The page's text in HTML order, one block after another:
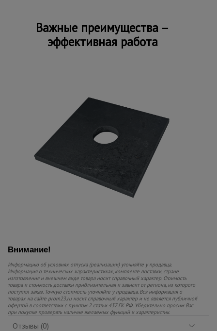
Важные преимущества –
эффективная работа
Внимание!
Информацию об условиях отпуска (реализации) уточняйте у продавца.
Информация о технических характеристиках, комплекте поставки, стране
изготовления и внешнем виде товара носит справочный характер. Стоимость
товара и стоимость доставки приблизительная и зависит от региона, из которого
поступил заказ. Точную стоимость уточняйте у продавца. Вся информация о
товарах на сайте prom23.ru носит справочный характер и не является публичной
офертой в соответствии с пунктом 2 статьи 437 ГК РФ. Убедительно просим Вас
при покупке проверять наличие желаемых функций и характеристик.
Отзывы (0)